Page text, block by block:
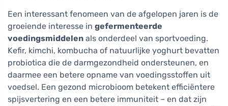
Een interessant fenomeen van de afgelopen jaren is de
groeiende interesse in gefermenteerde
voedingsmiddelen als onderdeel van sportvoeding.
Kefir, kimchi, kombucha of natuurlijke yoghurt bevatten
probiotica die de darmgezondheid ondersteunen, en
daarmee een betere opname van voedingsstoffen uit
voedsel. Een gezond microbioom betekent efficiëntere
spijsvertering en een betere immuniteit – en dat zijn